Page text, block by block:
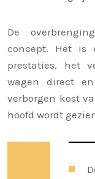
De
concept. Het is
prestaties, het
wagen direct
verborgen kost
hoofd wordt